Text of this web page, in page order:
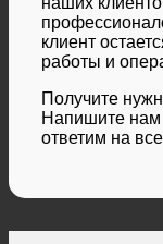
клиент
работы и
Получите
Напишите
ответим на